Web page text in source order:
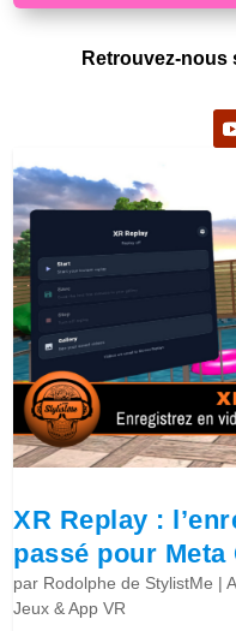
Retrouvez-
XR Replay :
passé pour Meta
par Rodolphe de StylistMe |
Jeux & App VR